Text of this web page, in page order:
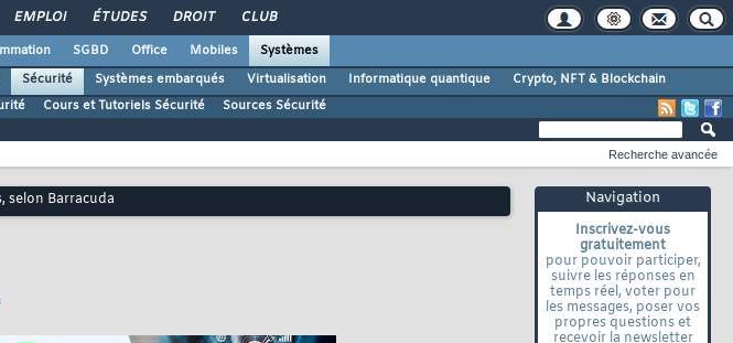
EMPLOI ÉTUDES DROIT CLUB
SGBD Office Mobiles
Systèmes
Sécurité Systèmes embarqués Virtualisation Informatique quantique
Crypto, NFT & Blockchain
Cours et Tutoriels Sécurité Sources Sécurité
Navigation
Inscrivez-vous
gratuitement
pour pouvoir participer,
suivre les réponses en
temps réel, voter pour
les messages, poser vos
propres questions et
recevoir la newsletter
Recherche avancée
selon Barracuda